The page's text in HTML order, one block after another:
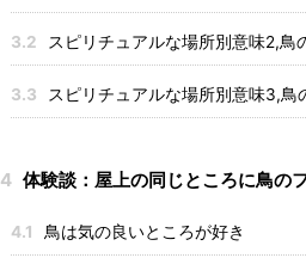
3.2 スピリチュアルな場所別意味2,鳥
3.3 スピリチュアルな場所別意味3,鳥
4 体験談：屋上の同じところに鳥の
4.1 鳥は気の良いところが好き